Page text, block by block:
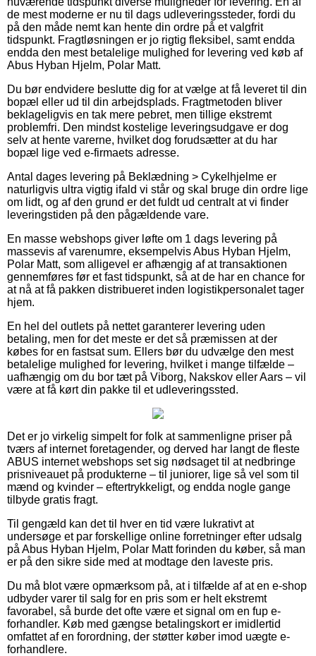
de mest moderne er nu til dags udleveringssteder, fordi du
på den måde nemt kan hente din ordre på et valgfrit
tidspunkt. Fragtløsningen er jo rigtig fleksibel, samt endda
endda den mest betalelige mulighed for levering ved køb af
Abus Hyban Hjelm, Polar Matt.
Du bør endvidere beslutte dig for at vælge at få leveret til din
bopæl eller ud til din arbejdsplads. Fragtmetoden bliver
beklageligvis en tak mere pebret, men tillige ekstremt
problemfri. Den mindst kostelige leveringsudgave er dog
selv at hente varerne, hvilket dog forudsætter at du har
bopæl lige ved e-firmaets adresse.
Antal dages levering på Beklædning > Cykelhjelme er
naturligvis ultra vigtig ifald vi står og skal bruge din ordre lige
om lidt, og af den grund er det fuldt ud centralt at vi finder
leveringstiden på den pågældende vare.
En masse webshops giver løfte om 1 dags levering på
massevis af varenumre, eksempelvis Abus Hyban Hjelm,
Polar Matt, som alligevel er afhængig af at transaktionen
gennemføres før et fast tidspunkt, så at de har en chance for
at nå at få pakken distribueret inden logistikpersonalet tager
hjem.
En hel del outlets på nettet garanterer levering uden
betaling, men for det meste er det så præmissen at der
købes for en fastsat sum. Ellers bør du udvælge den mest
betalelige mulighed for levering, hvilket i mange tilfælde –
uafhængig om du bor tæt på Viborg, Nakskov eller Aars – vil
være at få kørt din pakke til et udleveringssted.
Det er jo virkelig simpelt for folk at sammenligne priser på
tværs af internet foretagender, og derved har langt de fleste
ABUS internet webshops set sig nødsaget til at nedbringe
prisniveauet på produkterne – til juniorer, lige så vel som til
mænd og kvinder – eftertrykkeligt, og endda nogle gange
tilbyde gratis fragt.
Til gengæld kan det til hver en tid være lukrativt at
undersøge et par forskellige online forretninger efter udsalg
på Abus Hyban Hjelm, Polar Matt forinden du køber, så man
er på den sikre side med at modtage den laveste pris.
Du må blot være opmærksom på, at i tilfælde af at en e-shop
udbyder varer til salg for en pris som er helt ekstremt
favorabel, så burde det ofte være et signal om en fup e-
forhandler. Køb med gængse betalingskort er imidlertid
omfattet af en forordning, der støtter køber imod uægte e-
forhandlere.